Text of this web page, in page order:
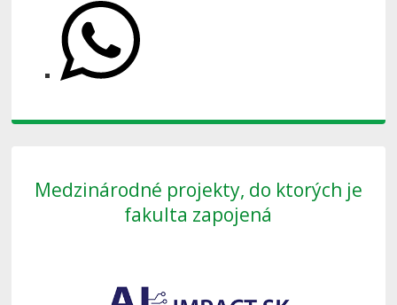
Medzinárodné projekty, do ktorých je
fakulta zapojená